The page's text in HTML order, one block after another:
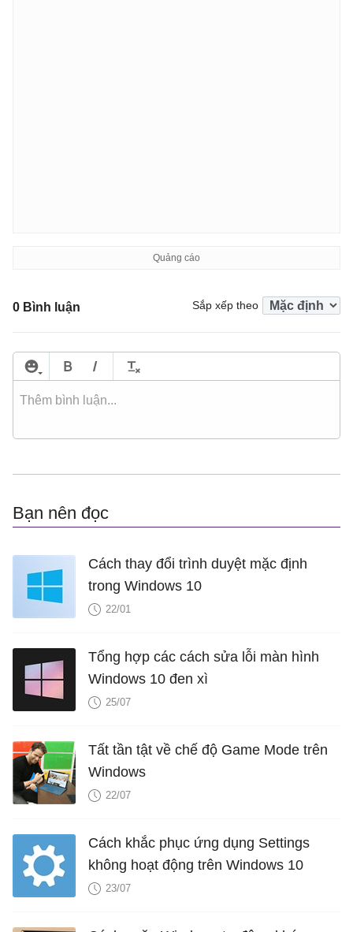
0 Bình luận Sắp xếp theo
Bạn nên đọc
Cách thay đổi trình duyệt mặc định
trong Windows 10
22/01
Tổng hợp các cách sửa lỗi màn hình
Windows 10 đen xì
25/07
Tất tần tật về chế độ Game Mode trên
Windows
22/07
Cách khắc phục ứng dụng Settings
không hoạt động trên Windows 10
23/07